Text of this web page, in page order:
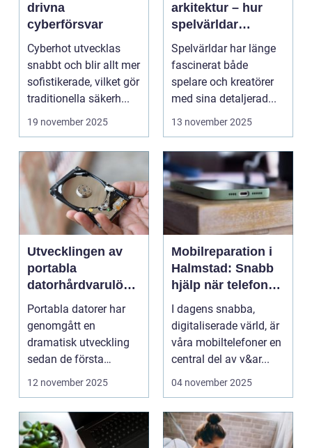
drivna
cyberförsvar
Cyberhot utvecklas
snabbt och blir allt mer
sofistikerade, vilket gör
traditionella säkerh...
19 november 2025
arkitektur – hur
spelvärldar
inspirerar verklig
stadsplanering
Spelvärldar har länge
fascinerat både
spelare och kreatörer
med sina detaljerad...
13 november 2025
Utvecklingen av
portabla
datorhårdvarulösn
ingar
Portabla datorer har
genomgått en
dramatisk utveckling
sedan de första
bärbara model...
12 november 2025
Mobilreparation i
Halmstad: Snabb
hjälp när telefonen
gått sönder
I dagens snabba,
digitaliserade värld, är
våra mobiltelefoner en
central del av v&ar...
04 november 2025